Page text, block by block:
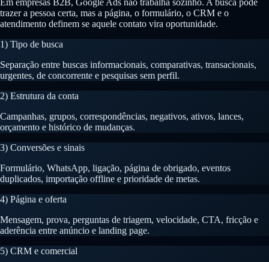
trazer a pessoa certa, mas a página, o formulário, o CRM e o
atendimento definem se aquele contato vira oportunidade.
1) Tipo de busca
Separação entre buscas informacionais, comparativas, transacionais,
urgentes, de concorrente e pesquisas sem perfil.
2) Estrutura da conta
Campanhas, grupos, correspondências, negativos, ativos, lances,
orçamento e histórico de mudanças.
3) Conversões e sinais
Formulário, WhatsApp, ligação, página de obrigado, eventos
duplicados, importação offline e prioridade de metas.
4) Página e oferta
Mensagem, prova, perguntas de triagem, velocidade, CTA, fricção e
aderência entre anúncio e landing page.
5) CRM e comercial